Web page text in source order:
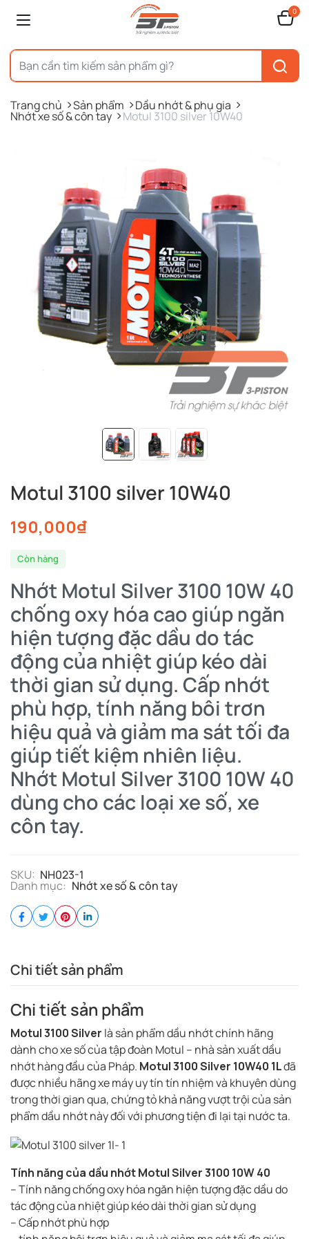
0
Trang chủ Sản phẩm Dầu nhớt & phụ gia
Nhớt xe số & côn tay Motul 3100 silver 10W40
Motul 3100 silver 10W40
190,000₫
Còn hàng
Nhớt Motul Silver 3100 10W 40
chống oxy hóa cao giúp ngăn
hiện tượng đặc dầu do tác
động của nhiệt giúp kéo dài
thời gian sử dụng. Cấp nhớt
phù hợp, tính năng bôi trơn
hiệu quả và giảm ma sát tối đa
giúp tiết kiệm nhiên liệu.
Nhớt Motul Silver 3100 10W 40
dùng cho các loại xe số, xe
côn tay.
SKU: NH023-1
Danh mục: Nhớt xe số & côn tay
Chi tiết sản phẩm
Chi tiết sản phẩm
Motul 3100 Silver là sản phẩm dầu nhớt chính hãng
dành cho xe số của tập đoàn Motul – nhà sản xuất dầu
nhớt hàng đầu của Pháp. Motul 3100 Silver 10W40 1Lđã
được nhiều hãng xe máy uy tín tín nhiệm và khuyên dùng
trong thời gian qua, chứng tỏ khả năng vượt trội của sản
phẩm dầu nhớt này đối với phương tiện đi lại tại nước ta.
Tính năng của dầu nhớt Motul Silver 3100 10W 40
– Tính năng chống oxy hóa ngăn hiện tượng đặc dầu do
tác động của nhiệt giúp kéo dài thời gian sử dụng
– Cấp nhớt phù hợp